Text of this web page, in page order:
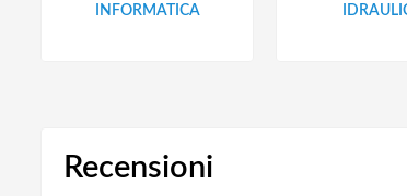
INFORMATICA
Recensioni